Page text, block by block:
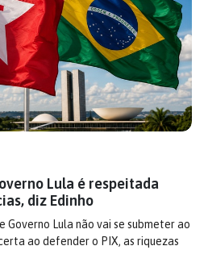
Lula é respeitada
diz Edinho
Governo Lula não vai se submeter ao
ao defender o PIX, as riquezas